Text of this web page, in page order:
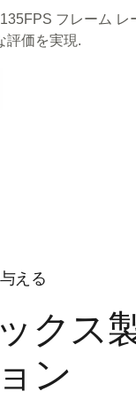
フレーム レ
評価を実現.
える
クス
ン